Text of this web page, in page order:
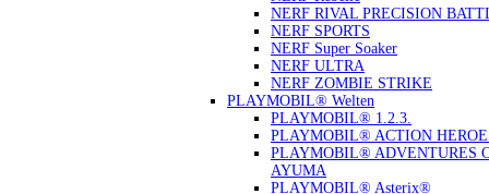
NERF RIVAL PRECISION
NERF SPORTS
NERF Super Soaker
NERF ULTRA
NERF ZOMBIE STRIKE
PLAYMOBIL® Welten
PLAYMOBIL® 1.2.3.
PLAYMOBIL® ACTION
PLAYMOBIL® ADVENTURES
AYUMA
PLAYMOBIL® Asterix®